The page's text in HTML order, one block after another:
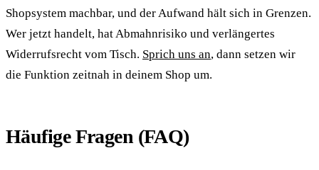
Shopsystem machbar, und der Aufwand hält sich in Grenzen.
Wer jetzt handelt, hat Abmahnrisiko und verlängertes
Widerrufsrecht vom Tisch. Sprich uns an, dann setzen wir
die Funktion zeitnah in deinem Shop um.
Häufige Fragen (FAQ)